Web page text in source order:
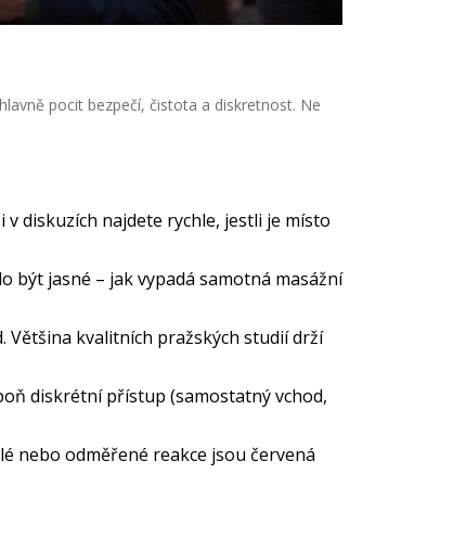
pocit bezpečí, čistota a diskretnost. Ne
diskuzích najdete rychle, jestli je místo
být jasné – jak vypadá samotná masážní
kvalitních pražských studií drží
diskrétní přístup (samostatný vchod,
nebo odměřené reakce jsou červená